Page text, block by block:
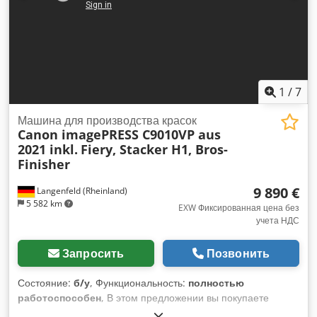
1 /7
Langenfeld (Rheinland)
5 582 km
Машина для производства красок
Canon imagePRESS C9010VP aus
2021 inkl. Fiery, Stacker H1, Bros-
Finisher
9 890 €
EXW Фиксированная цена без
учета НДС
Запросить Позвонить
Состояние: б/у, Функциональность: полностью
работоспособен, В этом предложении вы покупаете
подержанную цветную производственную систему «Canon